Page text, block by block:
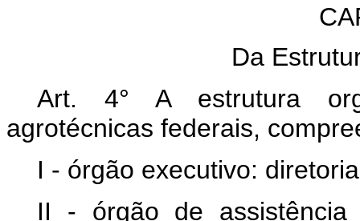
Da
Art. 4° A estrutura
agrotécnicas federais,
I - órgão executivo:
II - órgão de assistência